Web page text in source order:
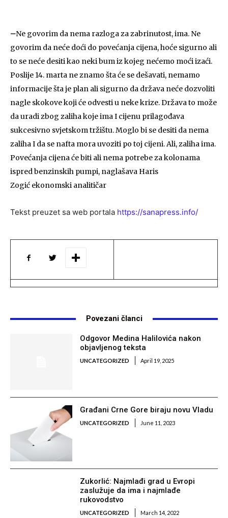
–Ne govorim da nema razloga za zabrinutost, ima. Ne
govorim da neće doći do povećanja cijena, hoće sigurno ali
to se neće desiti kao neki bum iz kojeg nećemo moći izaći.
Poslije 14. marta ne znamo šta će se dešavati, nemamo
informacije šta je plan ali sigurno da država neće dozvoliti
nagle skokove koji će odvesti u neke krize. Država to može
da uradi zbog zaliha koje ima I cijenu prilagođava
sukcesivno svjetskom tržištu. Moglo bi se desiti da nema
zaliha I da se nafta mora uvoziti po toj cijeni. Ali, zaliha ima.
Povećanja cijena će biti ali nema potrebe za kolonama
ispred benzinskih pumpi, naglašava Haris
Zogić ekonomski analitičar
Tekst preuzet sa web portala https://sanapress.info/
Povezani članci
Odgovor Medina Halilovića nakon
objavljenog teksta
UNCATEGORIZED April 19, 2025
Građani Crne Gore biraju novu Vladu
UNCATEGORIZED June 11, 2023
Zukorlić: Najmlađi grad u Evropi
zaslužuje da ima i najmlađe
rukovodstvo
UNCATEGORIZED March 14, 2022